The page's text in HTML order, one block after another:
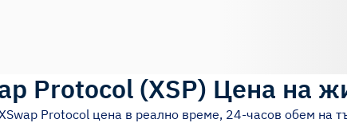
Protocol (XSP) Цена на
Protocol цена в реално време, 24-часов обем на